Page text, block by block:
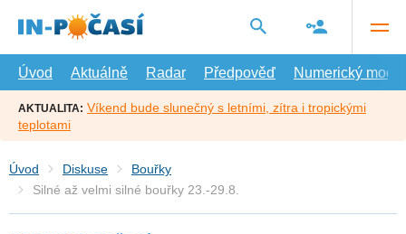
hlavní
Úvod
Aktuálně Radar Předpověď Numerický model
AKTUALITA: Víkend bude slunečný s letními, zítra i tropickými
teplotami
Úvod Diskuse
Bouřky
Silné až velmi silné bouřky 23.-29.8.